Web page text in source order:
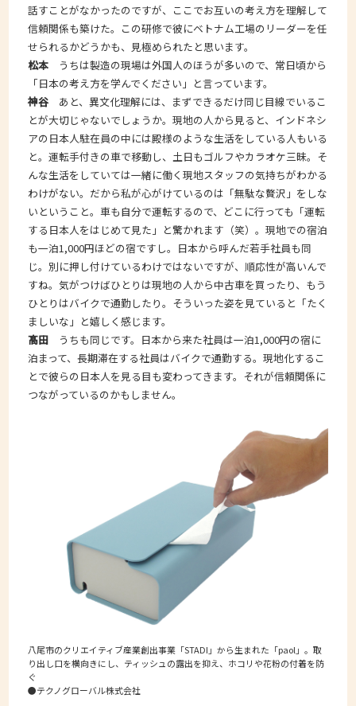
話すことがなかったのですが、ここでお互いの考え方を理解して
信頼関係も築けた。この研修で彼にベトナム工場のリーダーを任
せられるかどうかも、見極められたと思います。
松本 うちは製造の現場は外国人のほうが多いので、常日頃から
「日本の考え方を学んでください」と言っています。
神谷 あと、異文化理解には、まずできるだけ同じ目線でいるこ
とが大切じゃないでしょうか。現地の人から見ると、インドネシ
アの日本人駐在員の中には殿様のような生活をしている人もいる
と。運転手付きの車で移動し、土日もゴルフやカラオケ三昧。そ
んな生活をしていては一緒に働く現地スタッフの気持ちがわかる
わけがない。だから私が心がけているのは「無駄な贅沢」をしな
いということ。車も自分で運転するので、どこに行っても「運転
する日本人をはじめて見た」と驚かれます（笑）。現地での宿泊
も一泊1,000円ほどの宿ですし。日本から呼んだ若手社員も同
じ。別に押し付けているわけではないですが、順応性が高いんで
すね。気がつけばひとりは現地の人から中古車を買ったり、もう
ひとりはバイクで通勤したり。そういった姿を見ていると「たく
ましいな」と嬉しく感じます。
髙田 うちも同じです。日本から来た社員は一泊1,000円の宿に
泊まって、長期滞在する社員はバイクで通勤する。現地化するこ
とで彼らの日本人を見る目も変わってきます。それが信頼関係に
つながっているのかもしません。
八尾市のクリエイティブ産業創出事業「STADI」から生まれた「paol」。取
り出し口を横向きにし、ティッシュの露出を抑え、ホコリや花粉の付着を防
ぐ
●テクノグローバル株式会社